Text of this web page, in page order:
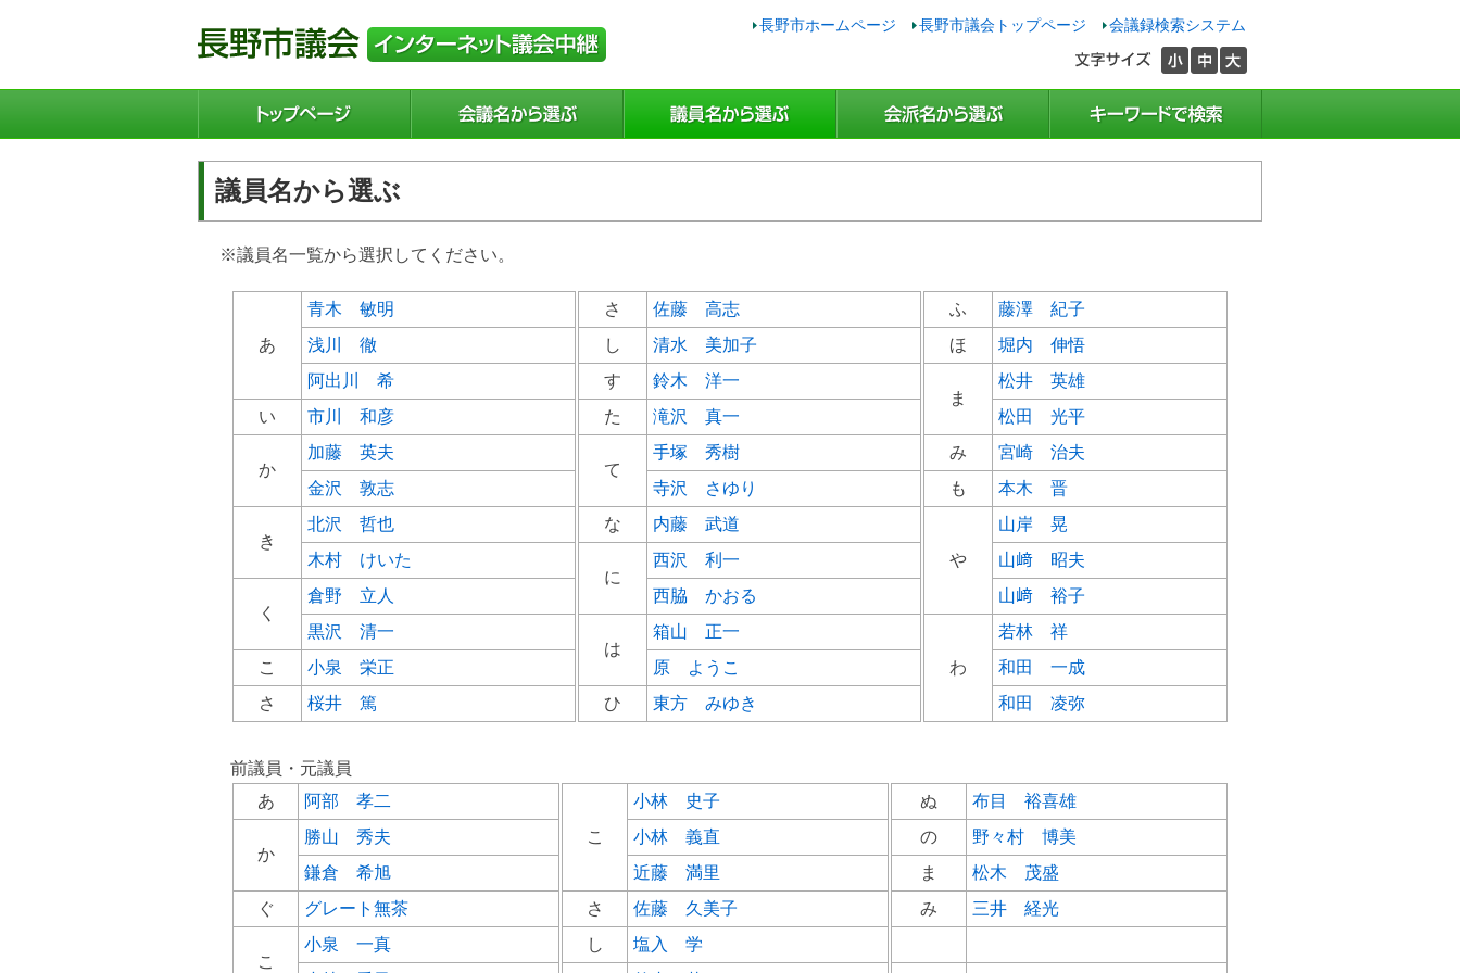
長野市ホームページ 長野市議会トップページ 会議録検索システム
議員名から選ぶ
※議員名一覧から選択してください。
あ
青木 敏明
浅川 徹
阿出川 希
い
市川 和彦
か
加藤 英夫
金沢 敦志
き
北沢 哲也
木村 けいた
く
倉野 立人
黒沢 清一
こ
小泉 栄正
さ
桜井 篤
さ
佐藤 高志
し
清水 美加子
す
鈴木 洋一
た
滝沢 真一
て
手塚 秀樹
寺沢 さゆり
な
内藤 武道
に
西沢 利一
西脇 かおる
は
箱山 正一
原 ようこ
ひ
東方 みゆき
ふ
藤澤 紀子
ほ
堀内 伸悟
ま
松井 英雄
松田 光平
み
宮崎 治夫
も
本木 晋
や
山岸 晃
山﨑 昭夫
山﨑 裕子
わ
若林 祥
和田 一成
和田 凌弥
前議員・元議員
あ
阿部 孝二
か
勝山 秀夫
鎌倉 希旭
ぐ
グレート無茶
こ
小泉 一真
こ
小林 史子
小林 義直
近藤 満里
さ
佐藤 久美子
し
塩入 学
ぬ
布目 裕喜雄
の
野々村 博美
ま
松木 茂盛
み
三井 経光